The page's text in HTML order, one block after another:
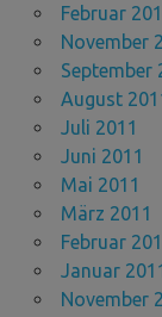
Februar
November
September
August
Juli 2011
Juni 2011
Mai 2011
März 2011
Februar
Januar
November